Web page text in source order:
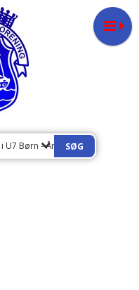
i U7 Børn - Årgang 2020